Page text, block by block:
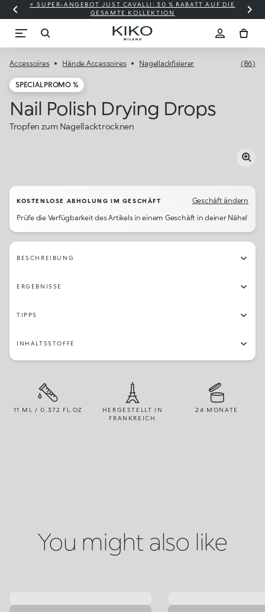
⚡ SUPER-ANGEBOT JUST CAVALLI: 30 % RABATT AUF DIE
GESAMTE KOLLEKTION
Accessoires Hände Accessoires Nagellackfixierer (86)
SPECIAL PROMO %
Nail Polish Drying Drops
Tropfen zum Nagellacktrocknen
KOSTENLOSE ABHOLUNG IM GESCHÄFT
Geschäft ändern
Prüfe die Verfügbarkeit des Artikels in einem Geschäft in deiner Nähe!
BESCHREIBUNG
ERGEBNISSE
TIPPS
INHALTSSTOFFE
11 ML / 0.372 FL.OZ
HERGESTELLT IN
FRANKREICH
24 MONATE
You might also like